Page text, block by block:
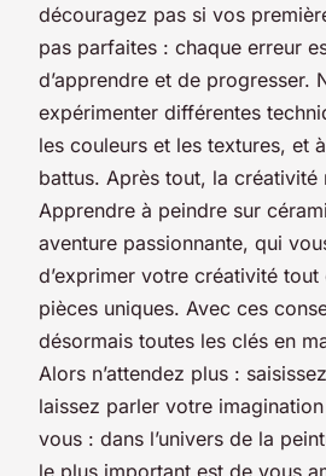
découragez pas si vos
pas parfaites : chaque erreur
d’apprendre et de progresser.
expérimenter différentes
les couleurs et les textures, et
battus. Après tout, la créativité
Apprendre à peindre sur
aventure passionnante, qui
d’exprimer votre créativité tout
pièces uniques. Avec ces
désormais toutes les clés en
Alors n’attendez plus :
laissez parler votre
vous : dans l’univers de la
le plus important est de vous